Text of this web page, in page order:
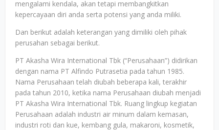
mengalami kendala, akan tetapi membangkitkan
kepercayaan diri anda serta potensi yang anda miliki.
Dan berikut adalah keterangan yang dimiliki oleh pihak
perusahan sebagai berikut.
PT Akasha Wira International Tbk (“Perusahaan”) didirikan
dengan nama PT Alfindo Putrasetia pada tahun 1985.
Nama Perusahaan telah diubah beberapa kali, terakhir
pada tahun 2010, ketika nama Perusahaan diubah menjadi
PT Akasha Wira International Tbk. Ruang lingkup kegiatan
Perusahaan adalah industri air minum dalam kemasan,
industri roti dan kue, kembang gula, makaroni, kosmetik,